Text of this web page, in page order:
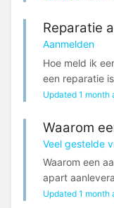
Reparatie
Aanmelden
Hoe meld ik
een reparatie
Updated 1 month
Waarom
Veel gestelde
Waarom een
apart
Updated 1 month